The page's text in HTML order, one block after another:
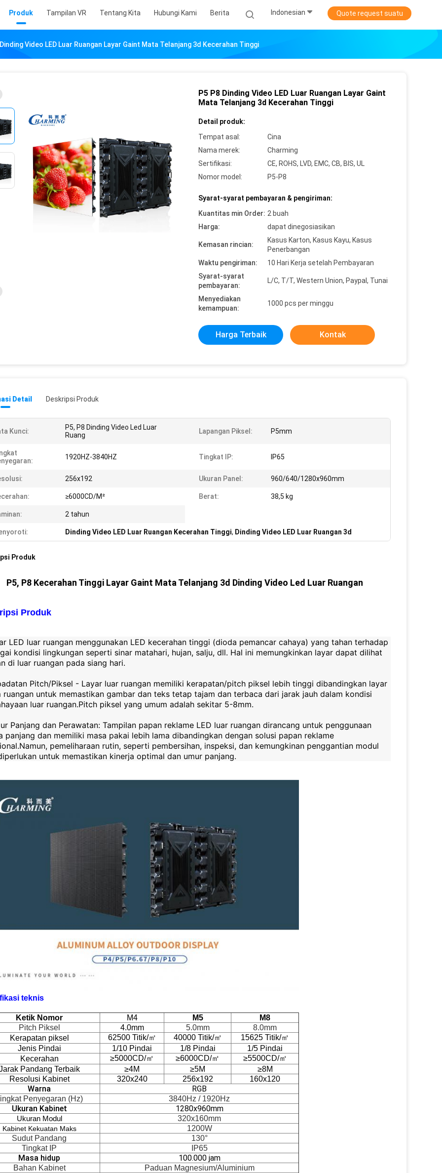
Produk Tampilan VR Tentang Kita Hubungi Kami Berita Indonesian Quote request suatu
Video LED Luar Ruangan Layar Gaint Mata Telanjang 3d Kecerahan Tinggi
P5 P8 Dinding Video LED Luar Ruangan Layar Gaint
Mata Telanjang 3d Kecerahan Tinggi
Detail produk:
Tempat asal:
Cina
Nama merek:
Charming
Sertifikasi:
CE, ROHS, LVD, EMC, CB, BIS, UL
Nomor model:
P5-P8
Syarat-syarat pembayaran & pengiriman:
Kuantitas min Order: 2 buah
Harga:
dapat dinegosiasikan
Kemasan rincian:
Kasus Karton, Kasus Kayu, Kasus
Penerbangan
Waktu pengiriman:
10 Hari Kerja setelah Pembayaran
Syarat-syarat
pembayaran:
L/C, T/T, Western Union, Paypal, Tunai
Menyediakan
kemampuan:
1000 pcs per minggu
Harga Terbaik Kontak
Detail Deskripsi Produk
Kunci:
P5, P8 Dinding Video Led Luar
Ruang
Lapangan Piksel: P5mm
1920HZ-3840HZ Tingkat IP: IP65
256x192 Ukuran Panel: 960/640/1280x960mm
≥6000CD/M² Berat: 38,5 kg
2 tahun
Dinding Video LED Luar Ruangan Kecerahan Tinggi, Dinding Video LED Luar Ruangan 3d
Produk
P5, P8 Kecerahan Tinggi Layar Gaint Mata Telanjang 3d Dinding Video Led Luar Ruangan
Produk
LED luar ruangan menggunakan LED kecerahan tinggi (dioda pemancar cahaya) yang tahan terhadap
kondisi lingkungan seperti sinar matahari, hujan, salju, dll. Hal ini memungkinkan layar dapat dilihat
di luar ruangan pada siang hari.
Pitch/Piksel - Layar luar ruangan memiliki kerapatan/pitch piksel lebih tinggi dibandingkan layar
ruangan untuk memastikan gambar dan teks tetap tajam dan terbaca dari jarak jauh dalam kondisi
luar ruangan.Pitch piksel yang umum adalah sekitar 5-8mm.
Panjang dan Perawatan: Tampilan papan reklame LED luar ruangan dirancang untuk penggunaan
panjang dan memiliki masa pakai lebih lama dibandingkan dengan solusi papan reklame
pemeliharaan rutin, seperti pembersihan, inspeksi, dan kemungkinan penggantian modul
untuk memastikan kinerja optimal dan umur panjang.
teknis
Ketik Nomor M4 M5
M8
Pitch Piksel
4.0mm 5.0mm
8.0mm
Kerapatan piksel
62500 Titik/㎡ 40000 Titik/㎡ 15625 Titik/㎡
Jenis Pindai
1/10 Pindai 1/8 Pindai
1/5 Pindai
Kecerahan
≥5000CD/㎡ ≥6000CD/㎡
≥5500CD/㎡
Pandang Terbaik
≥4M ≥5M
≥8M
Resolusi Kabinet
320x240 256x192 160x120
Warna RGB
Penyegaran (Hz) 3840Hz / 1920Hz
Ukuran Kabinet 1280x960mm
Ukuran Modul 320x160mm
Kabinet Kekuatan Maks
1200W
Sudut Pandang
130°
Tingkat IP
IP65
Masa hidup 100.000 jam
Bahan Kabinet
Paduan Magnesium/Aluminium